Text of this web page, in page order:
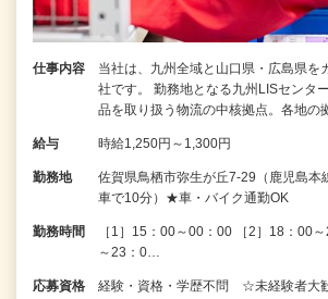
仕事内容
当社は、九州全域と山口県・広島県を
社です。 勤務地となる九州LISセンタ
品を取り扱う物流の中核拠点。各地の
給与 時給1,250円～1,300円
勤務地
佐賀県鳥栖市弥生が丘7-29（鹿児島本
車で10分）★車・バイク通勤OK
勤務時間
［1］15：00～00：00 ［2］18：00
～23：0…
応募資格
経験・資格・学歴不問 ☆未経験者大